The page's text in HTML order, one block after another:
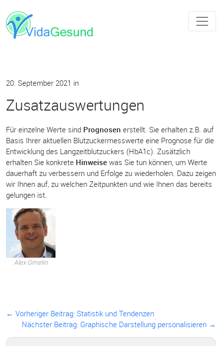
20. September 2021 in
Zusatzauswertungen
Für einzelne Werte sind Prognosen erstellt. Sie erhalten z.B. auf
Basis Ihrer aktuellen Blutzuckermesswerte eine Prognose für die
Entwicklung des Langzeitblutzuckers (HbA1c). Zusätzlich
erhalten Sie konkrete Hinweise was Sie tun können, um Werte
dauerhaft zu verbessern und Erfolge zu wiederholen. Dazu zeigen
wir Ihnen auf, zu welchen Zeitpunkten und wie Ihnen das bereits
gelungen ist.
Alex Gmelin
← Vorheriger Beitrag: Statistik und Tendenzen
Nächster Beitrag: Graphische Darstellung personalisieren →